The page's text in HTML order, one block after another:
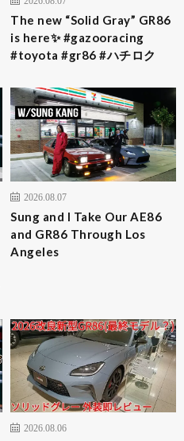
The new “Solid Gray” GR86
is here✨ #gazooracing
#toyota #gr86 #ハチロク
2026.08.07
Sung and I Take Our AE86
and GR86 Through Los
Angeles
2026.08.06